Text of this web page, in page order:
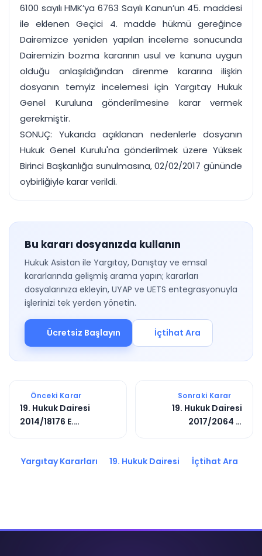
6100 sayılı HMK’ya 6763 Sayılı Kanun’un 45. maddesi
ile eklenen Geçici 4. madde hükmü gereğince
Dairemizce yeniden yapılan inceleme sonucunda
Dairemizin bozma kararının usul ve kanuna uygun
olduğu anlaşıldığından direnme kararına ilişkin
dosyanın temyiz incelemesi için Yargıtay Hukuk
Genel Kuruluna gönderilmesine karar vermek
gerekmiştir.
SONUÇ: Yukarıda açıklanan nedenlerle dosyanın
Hukuk Genel Kurulu'na gönderilmek üzere Yüksek
Birinci Başkanlığa sunulmasına, 02/02/2017 gününde
oybirliğiyle karar verildi.
Bu kararı dosyanızda kullanın
Hukuk Asistan ile Yargıtay, Danıştay ve emsal
kararlarında gelişmiş arama yapın; kararları
dosyalarınıza ekleyin, UYAP ve UETS entegrasyonuyla
işlerinizi tek yerden yönetin.
Ücretsiz Başlayın İçtihat Ara
Önceki Karar
19. Hukuk Dairesi
2014/18176 E.
Sonraki Karar
19. Hukuk Dairesi
2017/2064 E.
Yargıtay Kararları 19. Hukuk Dairesi İçtihat Ara